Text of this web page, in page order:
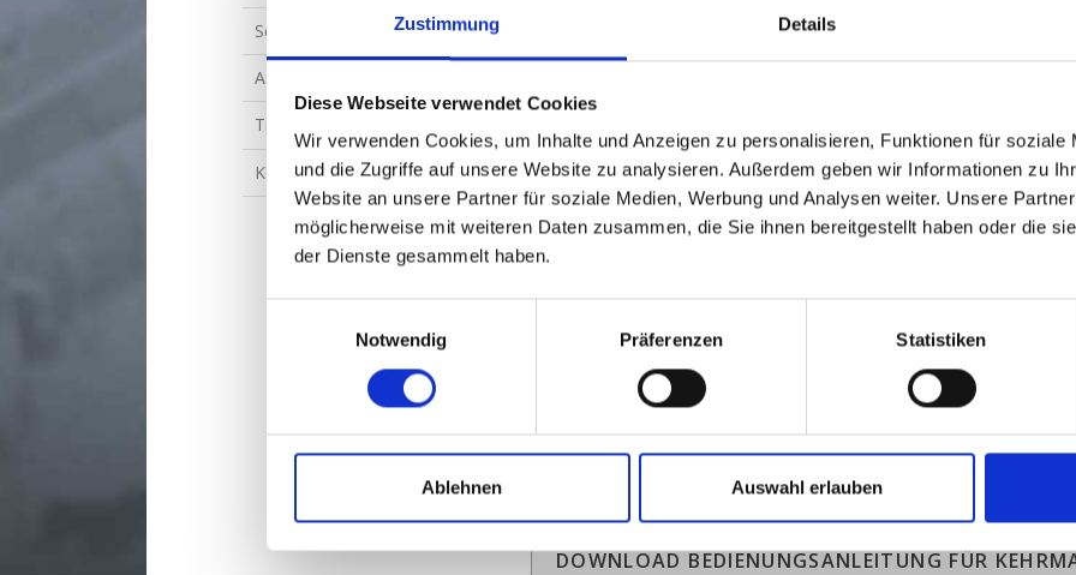
Zustimmung Details
Diese Webseite verwendet Cookies
Wir verwenden Cookies, um Inhalte und Anzeigen zu personalisieren, Funktionen für soziale
und die Zugriffe auf unsere Website zu analysieren. Außerdem geben wir Informationen zu
Website an unsere Partner für soziale Medien, Werbung und Analysen weiter. Unsere
möglicherweise mit weiteren Daten zusammen, die Sie ihnen bereitgestellt haben oder die
der Dienste gesammelt haben.
Notwendig
Präferenzen Statistiken
Ablehnen Auswahl erlauben
Schneeräumschilder
Astsäge und Heckenscheren
Traktorzubehör
Kontakt zur Vertriebsabteilung
HF 1400-2000 PNBO
1800 mm + 2000 mm
Download produktblatt
DOWNLOAD BEDIENUNGSANLEITUNG FÜR